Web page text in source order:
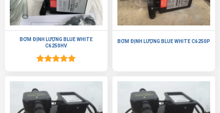
BƠM ĐỊNH LƯỢNG BLUE WHITE
C6250HV
BƠM ĐỊNH LƯỢNG BLUE WHITE C6250P